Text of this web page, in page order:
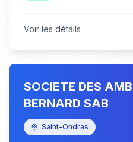
Voir les détails
SOCIETE DES
BERNARD SAB
Saint-Ondras